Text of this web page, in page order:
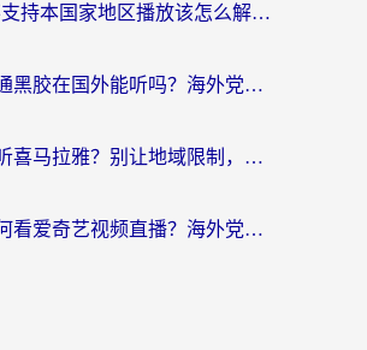
芒果TV不支持本国家地区播放该怎么解决？海外党追剧看片的终极指南
网易云开通黑胶在国外能听吗？海外党亲测有效的回国听音乐方案
国外如何听喜马拉雅？别让地域限制，断了你的中文声音陪伴
在国外如何看爱奇艺视频直播？海外党亲测有效的回国加速器指南